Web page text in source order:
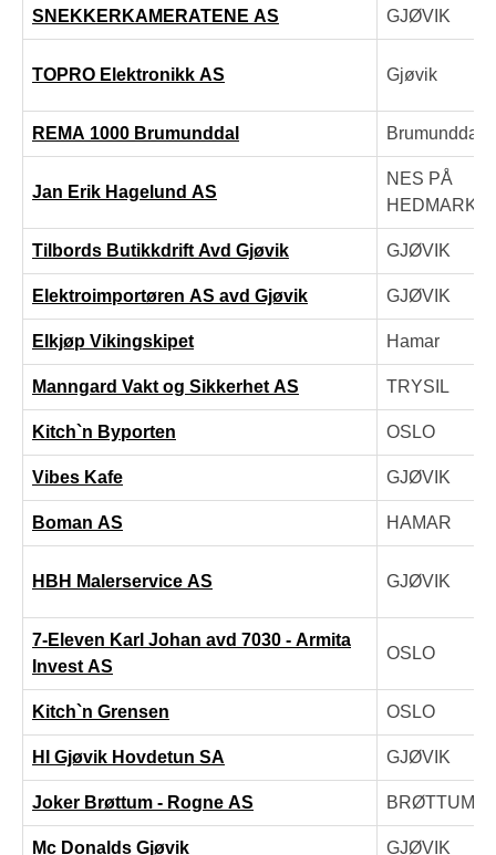
SNEKKERKAMERATENE AS GJØVIK
TOPRO Elektronikk AS Gjøvik
REMA 1000 Brumunddal Brumunddal
Jan Erik Hagelund AS
NES PÅ
Tilbords Butikkdrift Avd Gjøvik GJØVIK
Elektroimportøren AS avd Gjøvik GJØVIK
Elkjøp Vikingskipet Hamar
Manngard Vakt og Sikkerhet AS TRYSIL
Kitch`n Byporten OSLO
Vibes Kafe GJØVIK
Boman AS HAMAR
HBH Malerservice AS GJØVIK
7-Eleven Karl Johan avd 7030 - Armita
Invest AS
OSLO
Kitch`n Grensen OSLO
HI Gjøvik Hovdetun SA GJØVIK
Joker Brøttum - Rogne AS BRØTTUM
Mc Donalds Gjøvik GJØVIK